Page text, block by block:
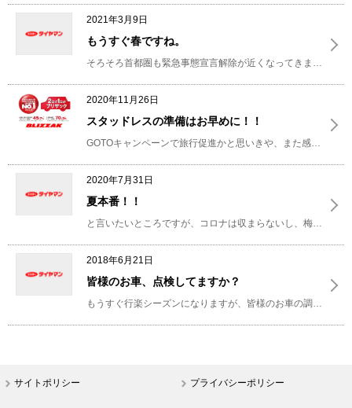
2021年3月9日
もうすぐ春ですね。
そろそろ首都圏も緊急事態宣言解除が近くなってきましたね。
2020年11月26日
スタッドレスの準備はお早めに！！
GOTOキャンペーンで旅行促進かと思いきや、また感染者が増えてきましたね。
2020年7月31日
夏本番！！
と言いたいところですが、コロナは収まらないし、梅雨も明けないしで
2018年6月21日
皆様のお車、点検してますか？
もうすぐ行楽シーズンになりますが、皆様のお車の調子はいかがでしょうか？
サイトポリシー プライバシーポリシー